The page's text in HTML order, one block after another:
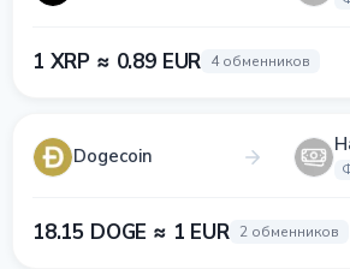
1 XRP ≈ 0.89 EUR 4 обменников
Dogecoin
18.15 DOGE ≈ 1 EUR 2 обменников